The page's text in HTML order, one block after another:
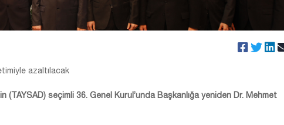
azaltılacak
(TAYSAD) seçimli 36. Genel Kurul’unda Başkanlığa yeniden Dr. Mehmet